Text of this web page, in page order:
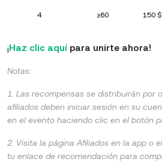
4 ≥60 150
¡Haz clic aquípara unirte ahora!
Notas:
1. Las recompensas se distribuirán por
afiliados deben iniciar sesión en su
en el evento haciendo clic en el botón
2. Visita la página Afiliados en la app o
tu enlace de recomendación para